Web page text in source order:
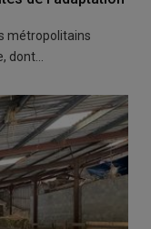
métropolitains
dont…